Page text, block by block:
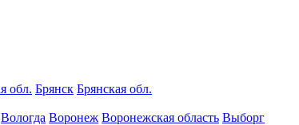
обл. Брянск Брянская обл.
Вологда Воронеж Воронежская область Выборг